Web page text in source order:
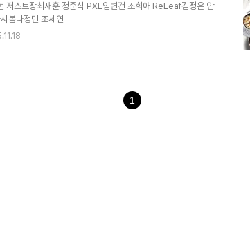
저스트장최재훈 정준식 PXL임변건 조희애 ReLeaf김정은 안
봄나정민 조세연
1